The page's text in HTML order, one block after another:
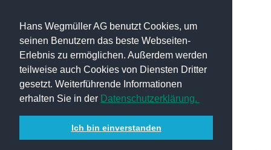
Hans Wegmüller AG benutzt Cookies, um
seinen Benutzern das beste Webseiten-
Erlebnis zu ermöglichen. Außerdem werden
teilweise auch Cookies von Diensten Dritter
gesetzt. Weiterführende Informationen
erhalten Sie in der Datenschutzerklärung.
Ich bin einverstanden